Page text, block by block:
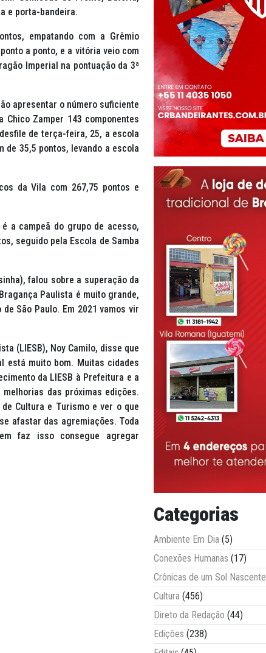
e porta-bandeira.
empatando com a Grêmio
a ponto, e a vitória veio com
Imperial na pontuação da 3ª
apresentar o número suficiente
Zamper 143 componentes
de terça-feira, 25, a escola
35,5 pontos, levando a escola
da Vila com 267,75 pontos e
a campeã do grupo de acesso,
seguido pela Escola de Samba
falou sobre a superação da
Paulista é muito grande,
São Paulo. Em 2021 vamos vir
(LIESB), Noy Camilo, disse que
está muito bom. Muitas cidades
da LIESB à Prefeitura e a
das próximas edições.
Cultura e Turismo e ver o que
afastar das agremiações. Toda
faz isso consegue agregar
Categorias
Ambiente Em Dia (5)
Conexões Humanas (17)
Crônicas de um Sol Nascente
Cultura (456)
Direto da Redação (44)
Edições (238)